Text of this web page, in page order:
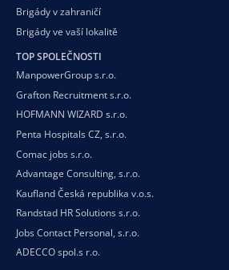
Brigády v zahraničí
Brigády ve vaší lokalitě
TOP SPOLEČNOSTI
ManpowerGroup s.r.o.
Grafton Recruitment s.r.o.
HOFMANN WIZARD s.r.o.
Penta Hospitals CZ, s.r.o.
Comac jobs s.r.o.
Advantage Consulting, s.r.o.
Kaufland Česká republika v.o.s.
Randstad HR Solutions s.r.o.
Jobs Contact Personal, s.r.o.
ADECCO spol.s r.o.